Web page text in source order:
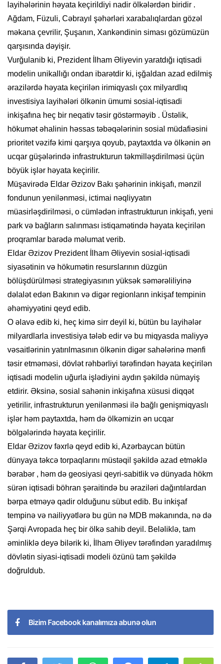
layihələrinin həyata keçirildiyi nadir ölkələrdən biridir .
Ağdam, Füzuli, Cəbrayıl şəhərləri xarabalıqlardan gözəl
məkana çevrilir, Şuşanın, Xankəndinin siması gözümüzün
qarşısında dəyişir.
Vurğulanib ki, Prezident İlham Əliyevin yaratdığı iqtisadi
modelin unikallığı ondan ibarətdir ki, işğaldan azad edilmiş
ərazilərdə həyata keçirilən irimiqyaslı çox milyardlıq
investisiya layihələri ölkənin ümumi sosial-iqtisadi
inkişafına heç bir neqativ təsir göstərməyib . Üstəlik,
hökumət əhalinin həssas təbəqələrinin sosial müdafiəsini
prioritet vəzifə kimi qarşıya qoyub, paytaxtda və ölkənin ən
ucqar güşələrində infrastrukturun təkmilləşdirilməsi üçün
böyük işlər həyata keçirilir.
Müşavirədə Eldar Əzizov Bakı şəhərinin inkişafı, mənzil
fondunun yenilənməsi, ictimai nəqliyyatın
müasirləşdirilməsi, o cümlədən infrastrukturun inkişafı, yeni
park və bağların salınması istiqamətində həyata keçirilən
proqramlar barədə məlumat verib.
Eldar Əzizov Prezident İlham Əliyevin sosial-iqtisadi
siyasətinin və hökumətin resurslarının düzgün
bölüşdürülməsi strategiyasının yüksək səmərəliliyinə
dəlalət edən Bakının və digər regionların inkişaf tempinin
əhəmiyyətini qeyd edib.
O əlavə edib ki, heç kimə sirr deyil ki, bütün bu layihələr
milyardlarla investisiya tələb edir və bu miqyasda maliyyə
vəsaitlərinin yatırılmasının ölkənin digər sahələrinə mənfi
təsir etməməsi, dövlət rəhbərliyi tərəfindən həyata keçirilən
iqtisadi modelin uğurla işlədiyini aydın şəkildə nümayiş
etdirir. Əksinə, sosial sahənin inkişafına xüsusi diqqət
yetirilir, infrastrukturun yenilənməsi ilə bağlı genişmiqyaslı
işlər həm paytaxtda, həm də ölkəmizin ən ucqar
bölgələrində həyata keçirilir.
Eldar Əzizov fəxrlə qeyd edib ki, Azərbaycan bütün
dünyaya təkcə torpaqlarını müstəqil şəkildə azad etməklə
bərabər , həm də geosiyasi qeyri-sabitlik və dünyada hökm
sürən iqtisadi böhran şəraitində bu əraziləri dağıntılardan
bərpa etməyə qadir olduğunu sübut edib. Bu inkişaf
tempinə və nailiyyətlərə bu gün nə MDB məkanında, nə də
Şərqi Avropada heç bir ölkə sahib deyil. Beləliklə, tam
əminliklə deyə bilərik ki, İlham Əliyev tərəfindən yaradılmış
dövlətin siyasi-iqtisadi modeli özünü tam şəkildə
doğruldub.
Bizim Facebook kanalımıza abunə olun